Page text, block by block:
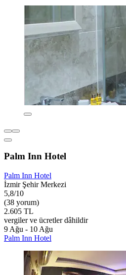
Palm Inn Hotel
Palm Inn Hotel
İzmir Şehir Merkezi
5,8/10
(38 yorum)
2.605 TL
vergiler ve ücretler dâhildir
9 Ağu - 10 Ağu
Palm Inn Hotel